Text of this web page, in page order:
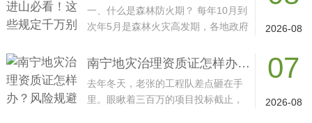
一、什么是森林防火期？ 每年10月到
次年5月是森林火灾高发期，各地政府
2026-08
南宁地灾治理资质证怎样办？风险规避技巧速成？
去年冬天，老张的工程队差点砸在手
里。眼瞅着三百万的项目投标截止，
07
2026-08